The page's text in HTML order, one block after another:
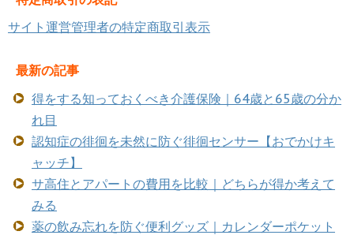
サイト運営管理者の特定商取引表示
最新の記事
得をする知っておくべき介護保険｜64歳と65歳の分か
れ目
認知症の徘徊を未然に防ぐ徘徊センサー【おでかけキ
ャッチ】
サ高住とアパートの費用を比較｜どちらが得か考えて
みる
薬の飲み忘れを防ぐ便利グッズ｜カレンダーポケット